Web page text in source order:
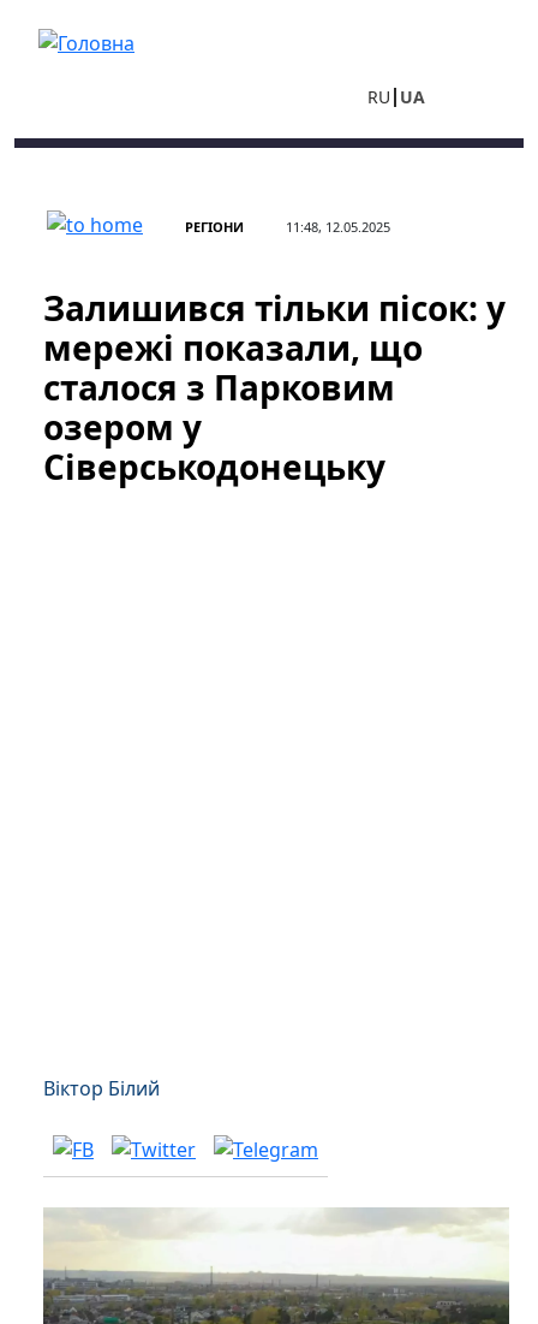
RU UA
РЕГІОНИ 11:48, 12.05.2025
Залишився тільки пісок: у
мережі показали, що
сталося з Парковим
озером у
Сіверськодонецьку
Віктор Білий